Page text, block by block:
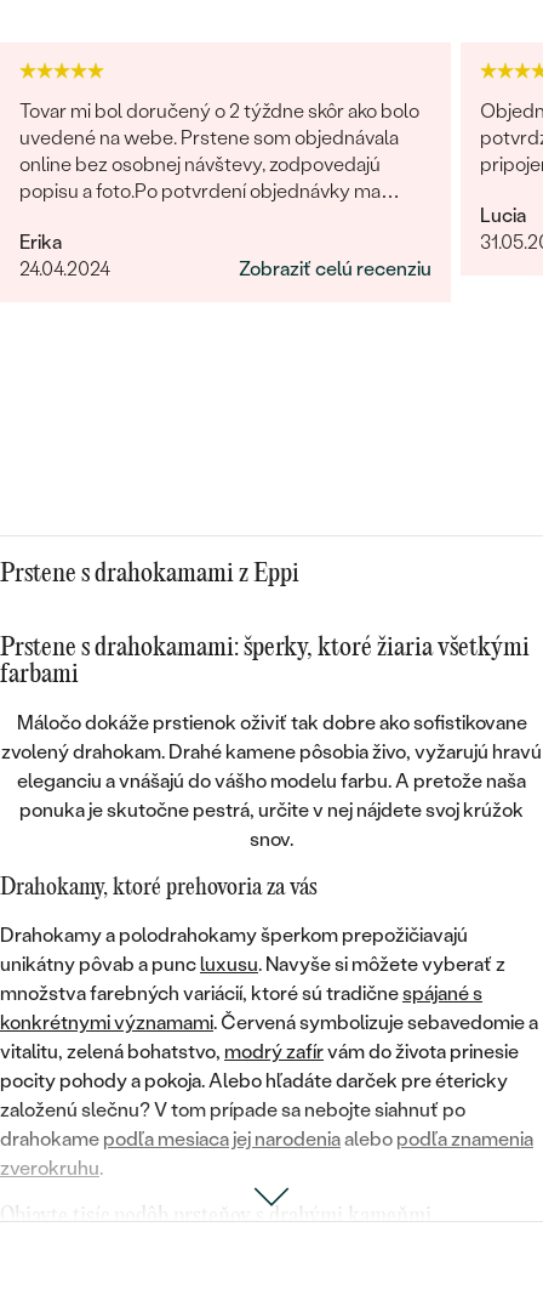
Tovar mi bol doručený o 2 týždne skôr ako bolo
uvedené na webe. Prstene som objednávala
online bez osobnej návštevy, zodpovedajú
popisu a foto.Po potvrdení objednávky ma
uistila o správnosti, type, veľkosti a pod. a
zmienila sa o možnej výmena v prípade
Erika
24.04.2024
Zobraziť celú recenziu
Lucia
Prstene s drahokamami z Eppi
Prstene s drahokamami: šperky, ktoré žiaria všetkými
farbami
Máločo dokáže prstienok oživiť tak dobre ako sofistikovane
zvolený drahokam. Drahé kamene pôsobia živo, vyžarujú hravú
eleganciu a vnášajú do vášho modelu farbu. A pretože naša
ponuka je skutočne pestrá, určite v nej nájdete svoj krúžok
snov.
Drahokamy, ktoré prehovoria za vás
Drahokamy a polodrahokamyšperkom prepožičiavajú
unikátny pôvab a puncluxusu. Navyše si môžete vyberať z
množstva farebných variácií, ktoré sú tradičnespájané s
konkrétnymi významami. Červenásymbolizujesebavedomie a
vitalitu, zelená bohatstvo, modrý zafírvám do života prinesie
pocity pohody a pokoja. Alebo hľadáte darček pre étericky
založenú slečnu? V tom prípade sa nebojte siahnuť po
drahokame podľa mesiaca jej narodeniaalebo podľa znamenia
zverokruhu.
Objavte tisíc podôb prsteňov s drahými kameňmi